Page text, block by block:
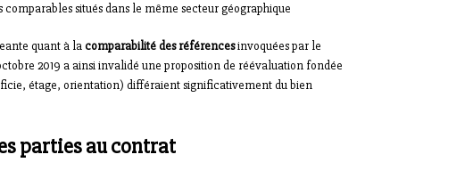
situés dans le même secteur géographique
quant à lacomparabilité des référencesinvoquées par le
2019 a ainsi invalidé une proposition de réévaluation fondée
étage, orientation) différaient significativement du bien
parties au contrat